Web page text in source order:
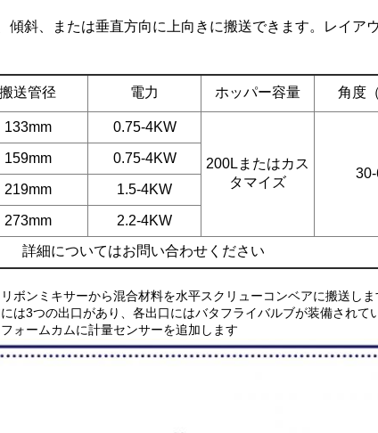
傾斜、または垂直方向に上向きに搬送できます。レイア
搬送管径 電力 ホッパー容量 角度
133mm 0.75-4KW
200Lまたはカス
タマイズ
159mm 0.75-4KW
219mm 1.5-4KW
273mm
2.2-4KW
詳細についてはお問い合わせください
ボンミキサーから混合材料を水平スクリューコンベアに搬送しま
は3つの出口があり、各出口にはバタフライバルブが装備され
ォームカムに計量センサーを追加します